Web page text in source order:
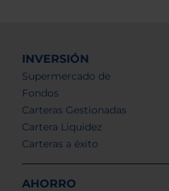
INVERSIÓN
Supermercado de
Fondos
Carteras Gestionadas
Cartera Liquidez
Carteras a éxito
AHORRO